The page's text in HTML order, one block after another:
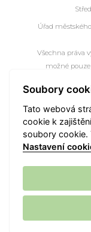
Úřad
Všechna práva
možné
Webové
Mapa portálu
Soubory
Tato webová
cookie k
soubory cookie.
Nastavení